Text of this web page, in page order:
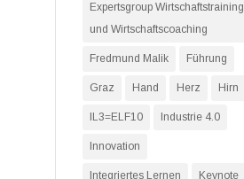
Expertsgroup Wirtschaftstraining
und Wirtschaftscoaching
Fredmund Malik Führung
Graz Hand Herz Hirn
IL3=ELF10 Industrie 4.0
Innovation
Integriertes Lernen Keynote